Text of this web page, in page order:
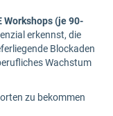
Workshops (je 90-
erkennst, die
Blockaden
Wachstum
zu bekommen